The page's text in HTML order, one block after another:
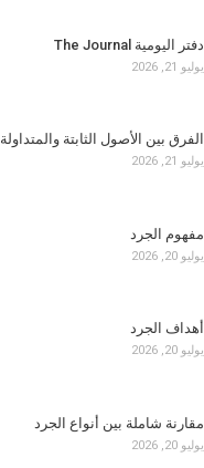
دفتر اليومية The Journal
يوليو 21, 2026
الفرق بين الأصول الثابتة والمتداولة
يوليو 21, 2026
مفهوم الجرد
يوليو 20, 2026
أهداف الجرد
يوليو 20, 2026
مقارنة شاملة بين أنواع الجرد
يوليو 20, 2026